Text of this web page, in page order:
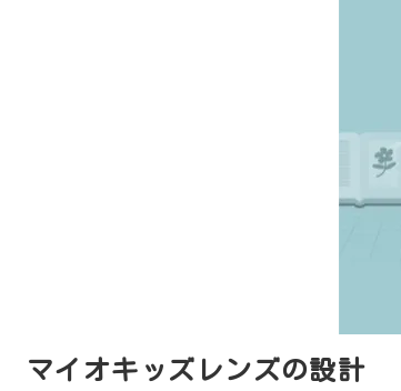
マイオキッズレンズの設計